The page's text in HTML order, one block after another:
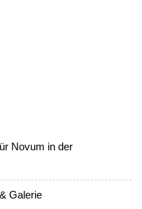
Novum in der
Galerie